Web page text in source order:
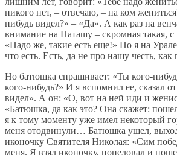
никого нет, – отвечаю, – на ком
нибудь видел?» – «Да». А как раз на
внимание на Наташу – скромная такая,
«Надо же, такие есть еще!» Но я на
что есть. Есть, да не про нашу честь, как
Но батюшка спрашивает: «Ты кого-
кого-нибудь?» И я вспомнил ее, сказал
видел». А он: «О, вот на ней иди и
«Батюшка, да как это? Она скажет:
я к тому моменту уже имел некоторый
меня отодвинули… Батюшка ушел,
иконочку Святителя Николая: «Сим
меня. Я взял иконочку, поцеловал и